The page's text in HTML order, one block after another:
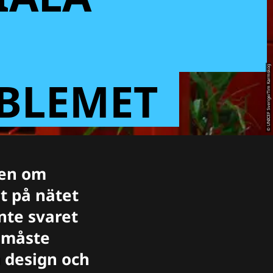
© UNICEF Sverige/Tim Karmskog
om
på nätet
svaret
och